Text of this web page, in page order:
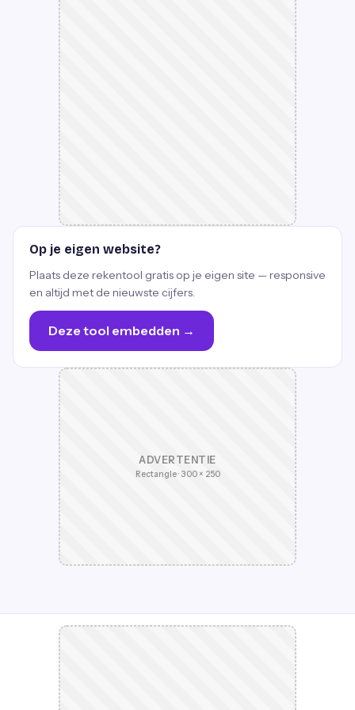
Op je eigen website?
Plaats deze rekentool gratis op je eigen site — responsive
en altijd met de nieuwste cijfers.
Deze tool embedden →
ADVERTENTIE
Rectangle · 300 × 250